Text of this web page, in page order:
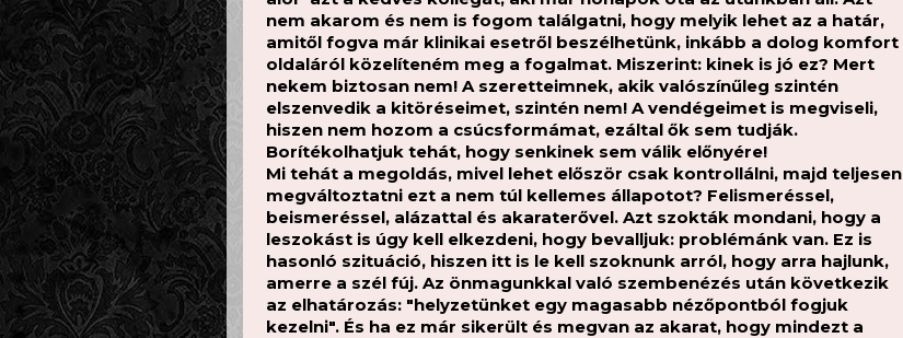
nem akarom és nem is fogom találgatni, hogy melyik lehet az a határ,
amitől fogva már klinikai esetről beszélhetünk, inkább a dolog komfort
oldaláról közelíteném meg a fogalmat. Miszerint: kinek is jó ez? Mert
nekem biztosan nem! A szeretteimnek, akik valószínűleg szintén
elszenvedik a kitöréseimet, szintén nem! A vendégeimet is megviseli,
hiszen nem hozom a csúcsformámat, ezáltal ők sem tudják.
Borítékolhatjuk tehát, hogy senkinek sem válik előnyére!
Mi tehát a megoldás, mivel lehet először csak kontrollálni, majd teljesen
megváltoztatni ezt a nem túl kellemes állapotot? Felismeréssel,
beismeréssel, alázattal és akaraterővel. Azt szokták mondani, hogy a
leszokást is úgy kell elkezdeni, hogy bevalljuk: problémánk van. Ez is
hasonló szituáció, hiszen itt is le kell szoknunk arról, hogy arra hajlunk,
amerre a szél fúj. Az önmagunkkal való szembenézés után következik
az elhatározás: "helyzetünket egy magasabb nézőpontból fogjuk
kezelni". És ha ez már sikerült és megvan az akarat, hogy mindezt a